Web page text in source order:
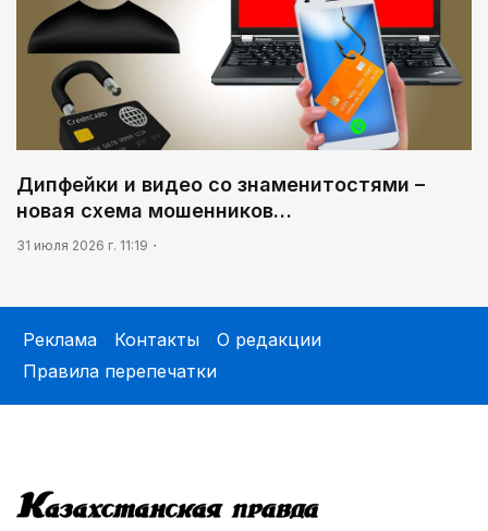
Дипфейки и видео со знаменитостями –
новая схема мошенников…
31 июля 2026 г. 11:19
Реклама Контакты
О редакции
Правила перепечатки